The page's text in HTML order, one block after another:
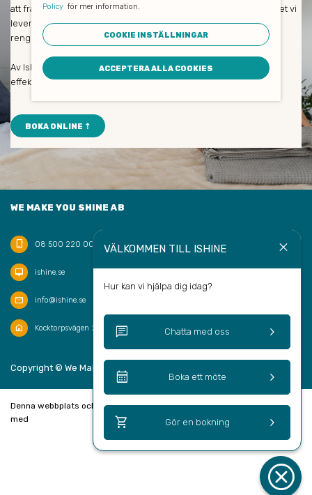
cancel
VÄLKOMMEN TILL ISHINE close
Hur kan vi hjälpa dig idag?
chat Chatta med oss keyboard_arrow_right
calendar_month Boka ett möte keyboard_arrow_right
shopping_cart Gör en bokning keyboard_arrow_right
att främja såväl dina medarbetares hälsa som naturen och klimatet vi
lever i. De avlägsnar all smuts och allt damm, putsar fönster och
rengör verkligen på djupet.
Av Ishine som städföretag kan du alltid förvänta dig trevlig och
effektiv personal med hög servicenivå.
BOKA ONLINE ⇡
WE MAKE YOU SHINE AB
phone_iphone 08 500 220 00
desktop_mac ishine.se
mail info@ishine.se
home Kocktorpsvägen 20, 132 43 Saltsjö-Boo
Copyright © We Make You Shine AB 2026 keyboard_arrow_up
Denna webbplats och bokningssystem är skapad
med
Policy för mer information.
COOKIE INSTÄLLNINGAR
ACCEPTERA ALLA COOKIES